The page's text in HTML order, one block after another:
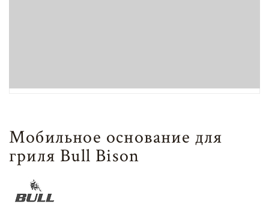
Мобильное основание для
гриля Bull Bison